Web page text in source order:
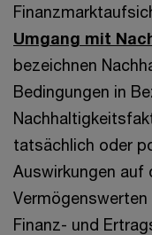
Umgang mit
bezeichnen
Bedingungen in
tatsächlich oder
Auswirkungen auf
Finanz- und